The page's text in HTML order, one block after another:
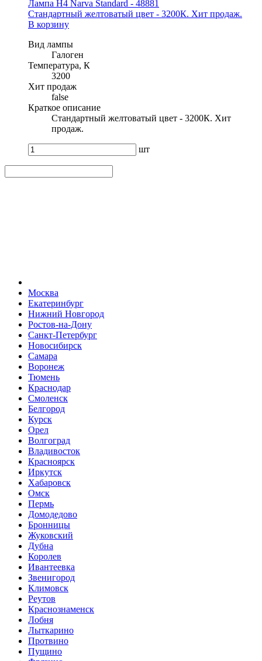
Лампа H4 Narva Standard - 48881
Стандартный желтоватый цвет - 3200К. Хит продаж.
В корзину
Вид лампы
Галоген
Температура, К
3200
Хит продаж
false
Краткое описание
Стандартный желтоватый цвет - 3200К. Хит
продаж.
шт
Москва
Екатеринбург
Нижний Новгород
Ростов-на-Дону
Санкт-Петербург
Новосибирск
Самара
Воронеж
Тюмень
Краснодар
Смоленск
Белгород
Курск
Орел
Волгоград
Владивосток
Красноярск
Иркутск
Хабаровск
Омск
Пермь
Домодедово
Бронницы
Жуковский
Дубна
Королев
Ивантеевка
Звенигород
Климовск
Реутов
Краснознаменск
Лобня
Лыткарино
Протвино
Пущино